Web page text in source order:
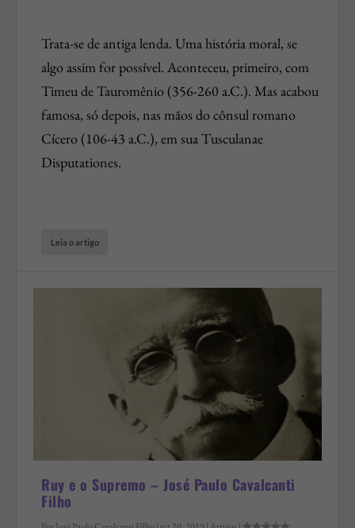
Trata-se de antiga lenda. Uma história moral, se
algo assim for possível. Aconteceu, primeiro, com
Timeu de Tauromênio (356-260 a.C.). Mas acabou
famosa, só depois, nas mãos do cônsul romano
Cícero (106-43 a.C.), em sua Tusculanae
Disputationes.
Leia o artigo
Ruy e o Supremo – José Paulo Cavalcanti
Filho